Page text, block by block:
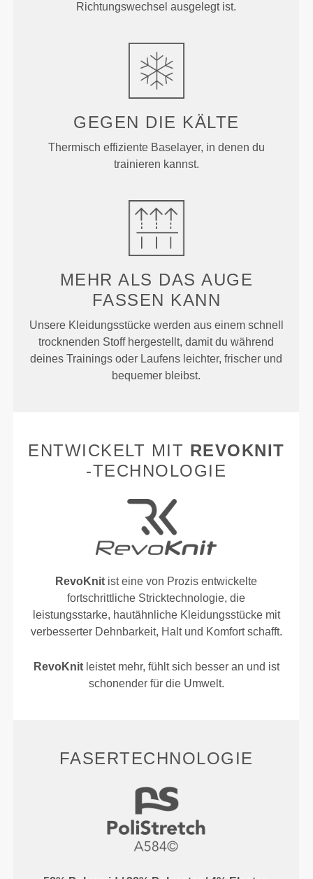
Richtungswechsel ausgelegt ist.
GEGEN DIE KÄLTE
Thermisch effiziente Baselayer, in denen du
trainieren kannst.
MEHR ALS DAS AUGE
FASSEN KANN
Unsere Kleidungsstücke werden aus einem schnell
trocknenden Stoff hergestellt, damit du während
deines Trainings oder Laufens leichter, frischer und
bequemer bleibst.
ENTWICKELT MIT REVOKNIT
-TECHNOLOGIE
RevoKnit ist eine von Prozis entwickelte
fortschrittliche Stricktechnologie, die
leistungsstarke, hautähnliche Kleidungsstücke mit
verbesserter Dehnbarkeit, Halt und Komfort schafft.
RevoKnitleistet mehr, fühlt sich besser an und ist
schonender für die Umwelt.
FASERTECHNOLOGIE